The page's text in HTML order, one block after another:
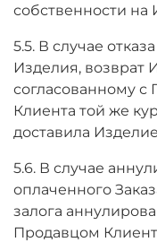
собственности на
5.5. В случае
Изделия, возврат
согласованному с
Клиента той же
доставила
5.6. В случае
оплаченного
залога
Продавцом